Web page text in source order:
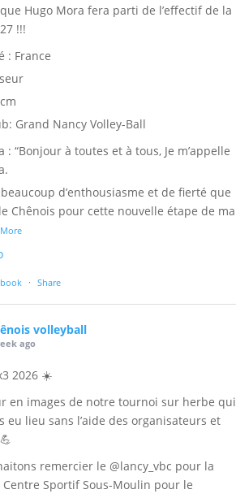
Hugo Mora fera parti de l’effectif de la
!!!
: France
Grand Nancy Volley-Ball
: “Bonjour à toutes et à tous, Je m’appelle
beaucoup d’enthousiasme et de fierté que
Chênois pour cette nouvelle étape de ma
· Share
volleyball
ago
2026 ☀️
en images de notre tournoi sur herbe qui
eu lieu sans l’aide des organisateurs et
remercier le @lancy_vbc pour la
Sportif Sous-Moulin pour le